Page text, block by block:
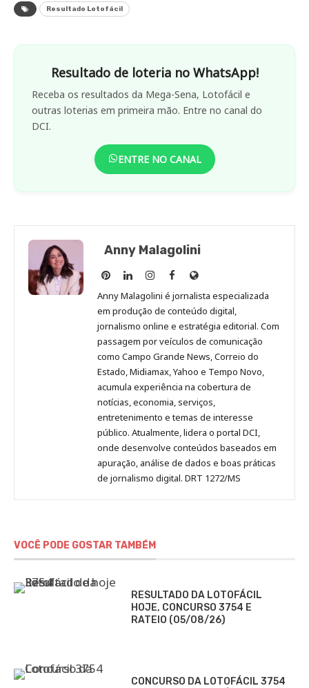
Resultado Lotofácil
Resultado de loteria no WhatsApp!
Receba os resultados da Mega-Sena, Lotofácil e
outras loterias em primeira mão. Entre no canal do
DCI.
ENTRE NO CANAL
Anny Malagolini
Anny
Malagolini
no
Pinterest
Anny
Malagolini
no
LinkedIn
Anny
Malagolini
no
Instagram
Anny
Malagolini
no
Facebook
Site
de
Anny
Malagolini
Anny Malagolini é jornalista especializada
em produção de conteúdo digital,
jornalismo online e estratégia editorial. Com
passagem por veículos de comunicação
como Campo Grande News, Correio do
Estado, Midiamax, Yahoo e Tempo Novo,
acumula experiência na cobertura de
notícias, economia, serviços,
entretenimento e temas de interesse
público. Atualmente, lidera o portal DCI,
onde desenvolve conteúdos baseados em
apuração, análise de dados e boas práticas
de jornalismo digital. DRT 1272/MS
VOCÊ PODE GOSTAR TAMBÉM
RESULTADO DA LOTOFÁCIL
HOJE, CONCURSO 3754 E
RATEIO (05/08/26)
CONCURSO DA LOTOFÁCIL 3754